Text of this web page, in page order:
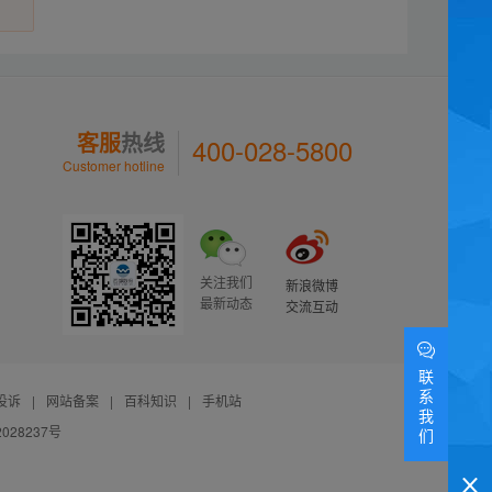
客服热线
Customer hotline 400-028-5800
关注我们
最新动态
新浪微博
交流互动
诉 | 网站备案 | 百科知识 |
手机站
号
联
系
我
们